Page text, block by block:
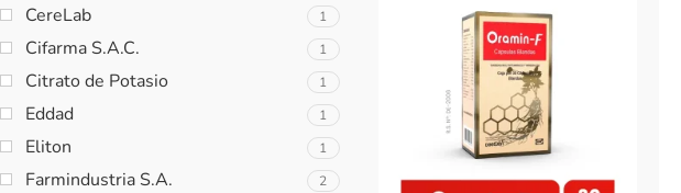
CereLab 1
Cifarma S.A.C. 1
Citrato de Potasio 1
Eddad 1
Eliton 1
Farmindustria S.A. 2